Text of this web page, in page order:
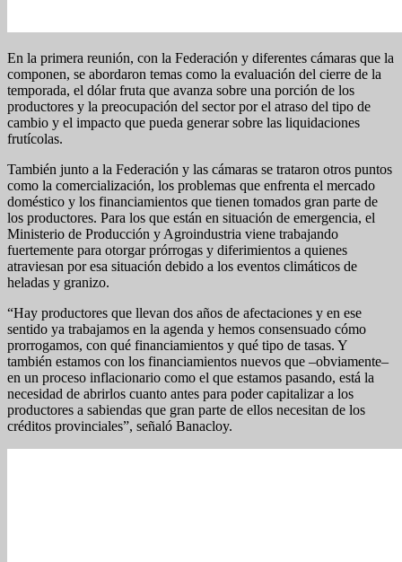
En la primera reunión, con la Federación y diferentes cámaras que la
componen, se abordaron temas como la evaluación del cierre de la
temporada, el dólar fruta que avanza sobre una porción de los
productores y la preocupación del sector por el atraso del tipo de
cambio y el impacto que pueda generar sobre las liquidaciones
frutícolas.
También junto a la Federación y las cámaras se trataron otros puntos
como la comercialización, los problemas que enfrenta el mercado
doméstico y los financiamientos que tienen tomados gran parte de
los productores. Para los que están en situación de emergencia, el
Ministerio de Producción y Agroindustria viene trabajando
fuertemente para otorgar prórrogas y diferimientos a quienes
atraviesan por esa situación debido a los eventos climáticos de
heladas y granizo.
“Hay productores que llevan dos años de afectaciones y en ese
sentido ya trabajamos en la agenda y hemos consensuado cómo
prorrogamos, con qué financiamientos y qué tipo de tasas. Y
también estamos con los financiamientos nuevos que –obviamente–
en un proceso inflacionario como el que estamos pasando, está la
necesidad de abrirlos cuanto antes para poder capitalizar a los
productores a sabiendas que gran parte de ellos necesitan de los
créditos provinciales”, señaló Banacloy.